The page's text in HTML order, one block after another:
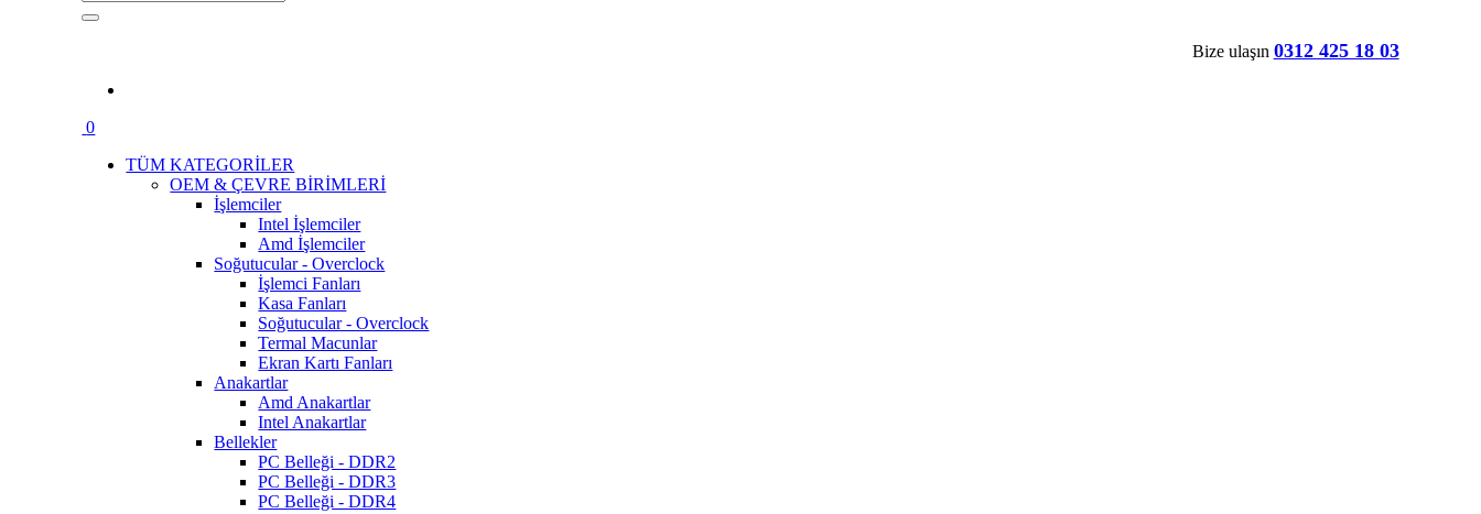
Bize ulaşın 0312 425 18 03
0
TÜM KATEGORİLER
OEM & ÇEVRE BİRİMLERİ
İşlemciler
Intel İşlemciler
Amd İşlemciler
Soğutucular - Overclock
İşlemci Fanları
Kasa Fanları
Soğutucular - Overclock
Termal Macunlar
Ekran Kartı Fanları
Anakartlar
Amd Anakartlar
Intel Anakartlar
Bellekler
PC Belleği - DDR2
PC Belleği - DDR3
PC Belleği - DDR4